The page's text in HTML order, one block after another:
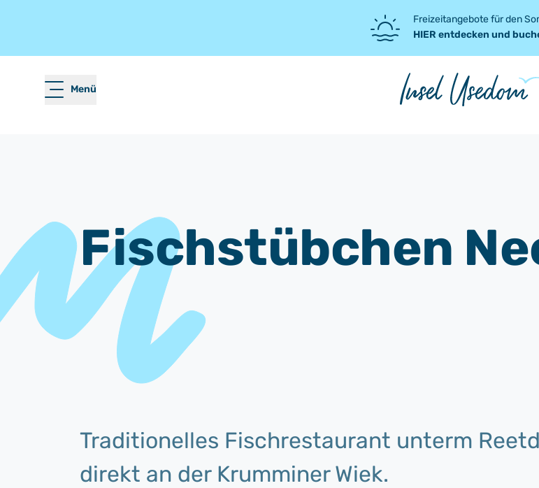
Freizeitangebote für den
HIER entdecken und
Menü
Fischstübchen
Traditionelles Fischrestaurant unterm
direkt an der Krumminer Wiek.